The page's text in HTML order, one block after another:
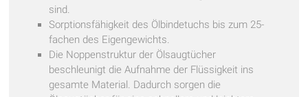
sind.
Sorptionsfähigkeit des Ölbindetuchs bis zum 25-
fachen des Eigengewichts.
Die Noppenstruktur der Ölsaugtücher
beschleunigt die Aufnahme der Flüssigkeit ins
gesamte Material. Dadurch sorgen die